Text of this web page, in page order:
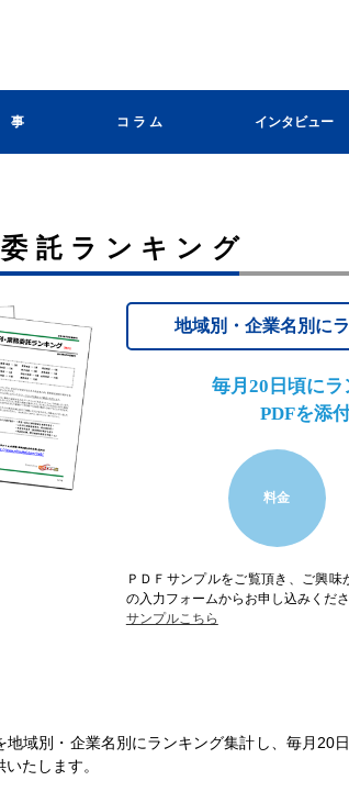
コ ラ ム インタビュー
託ランキング
地域別・企業名別に
毎月20日頃に
PDFを添付
料金
ＰＤＦサンプルをご覧頂き、ご興
の入力フォームからお申し込みくださ
サンプルこちら
地域別・企業名別にランキング集計し、毎月20
たします。